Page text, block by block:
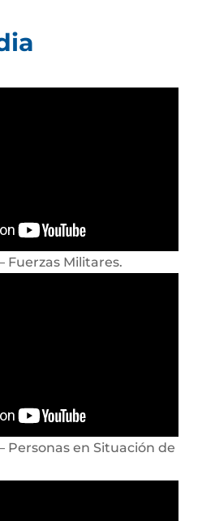
Fuerzas Militares.
Personas en Situación de